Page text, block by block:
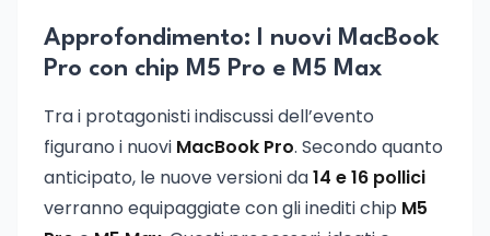
Approfondimento: I nuovi MacBook
Pro con chip M5 Pro e M5 Max
Tra i protagonisti indiscussi dell’evento
figurano i nuovi MacBook Pro. Secondo quanto
anticipato, le nuove versioni da14 e 16 pollici
verranno equipaggiate con gli inediti chip M5